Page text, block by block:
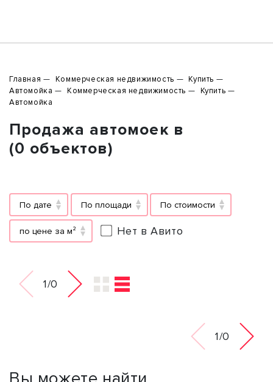
Главная Коммерческая недвижимость
Купить
Автомойка
Коммерческая недвижимость
Купить
Автомойка
Продажа автомоек в
(0 объектов)
По дате По площади По стоимости
по цене за м² Нет в Авито
1/0
1/0